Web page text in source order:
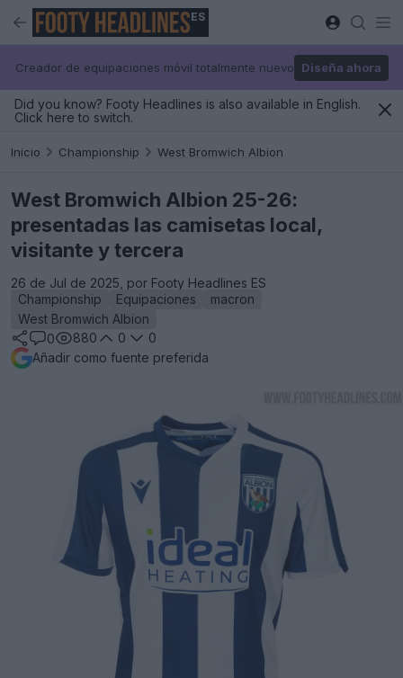
ES
Creador de equipaciones móvil totalmente nuevo Diseña ahora
Did you know? Footy Headlines is also available in English.
Click here to switch.
Inicio Championship West Bromwich Albion
West Bromwich Albion 25-26:
presentadas las camisetas local,
visitante y tercera
26 de Jul de 2025, por Footy Headlines ES
Championship
Equipaciones
macron
West Bromwich Albion
0
880 0
0
Añadir como fuente preferida